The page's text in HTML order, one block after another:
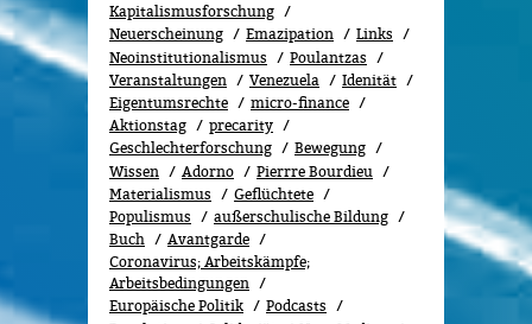
Kapitalismusforschung
Neuerscheinung
Emazipation
Links
Neoinstitutionalismus
Poulantzas
Veranstaltungen
Venezuela
Idenität
Eigentumsrechte
micro-finance
Aktionstag
precarity
Geschlechterforschung
Bewe­gung
Wissen
Adorno
Pierrre Bourdieu
Materialismus
Geflüchtete
Populismus
außerschulische Bildung
Buch
Avantgarde
Coronavirus; Arbeitskämpfe;
Arbeitsbedingungen
Europäische Politik
Podcasts